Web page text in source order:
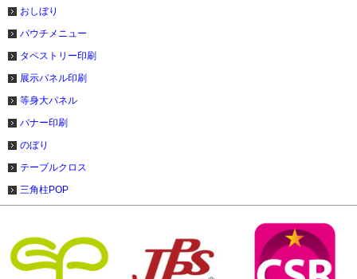
おしぼり
パウチメニュー
タペストリー印刷
展示パネル印刷
等身大パネル
バナー印刷
のぼり
テーブルクロス
三角柱POP